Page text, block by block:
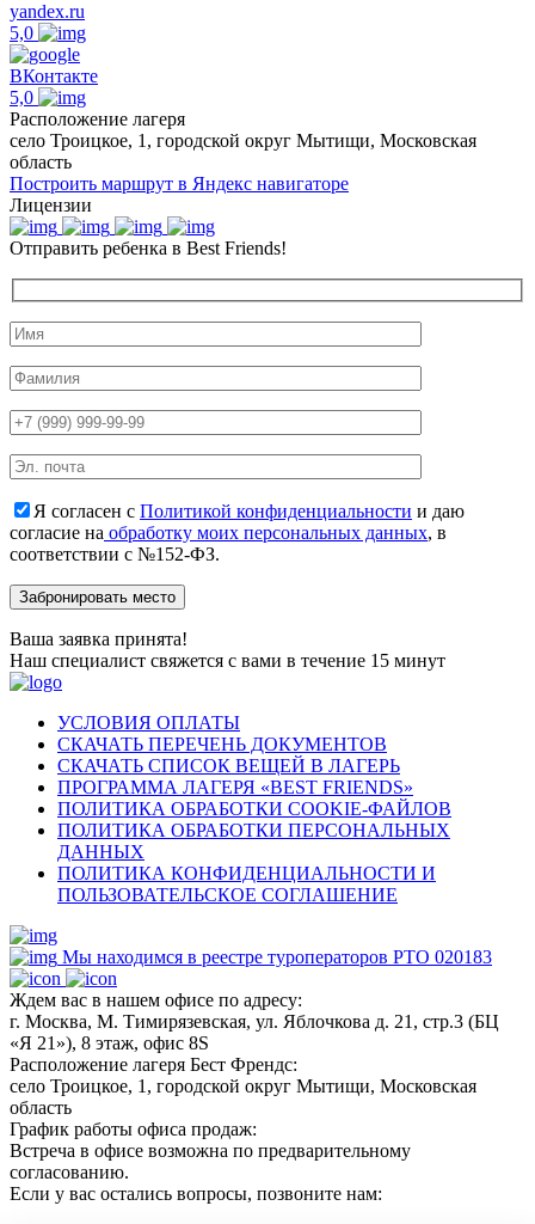
yandex.ru
5,0
ВКонтакте
5,0
Расположение лагеря
село Троицкое, 1, городской округ Мытищи, Московская
область
Построить маршрут в Яндекс навигаторе
Лицензии
Отправить ребенка в Best Friends!
Я согласен с Политикой конфиденциальности и даю
согласие на обработку моих персональных данных, в
соответствии с №152-ФЗ.
Ваша заявка принята!
Наш специалист свяжется с вами в течение 15 минут
УСЛОВИЯ ОПЛАТЫ
СКАЧАТЬ ПЕРЕЧЕНЬ ДОКУМЕНТОВ
СКАЧАТЬ СПИСОК ВЕЩЕЙ В ЛАГЕРЬ
ПРОГРАММА ЛАГЕРЯ «BEST FRIENDS»
ПОЛИТИКА ОБРАБОТКИ COOKIE-ФАЙЛОВ
ПОЛИТИКА ОБРАБОТКИ ПЕРСОНАЛЬНЫХ
ДАННЫХ
ПОЛИТИКА КОНФИДЕНЦИАЛЬНОСТИ И
ПОЛЬЗОВАТЕЛЬСКОЕ СОГЛАШЕНИЕ
Мы находимся в реестре туроператоров РТО 020183
Ждем вас в нашем офисе по адресу:
г. Москва, М. Тимирязевская, ул. Яблочкова д. 21, стр.3 (БЦ
«Я 21»), 8 этаж, офис 8S
Расположение лагеря Бест Френдс:
село Троицкое, 1, городской округ Мытищи, Московская
область
График работы офиса продаж:
Встреча в офисе возможна по предварительному
согласованию.
Если у вас остались вопросы, позвоните нам: